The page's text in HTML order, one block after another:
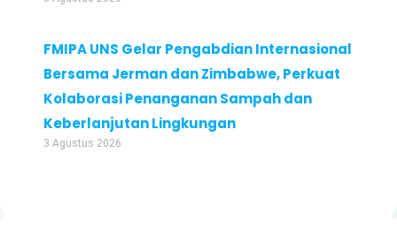
FMIPA UNS Gelar Pengabdian Internasional
Bersama Jerman dan Zimbabwe, Perkuat
Kolaborasi Penanganan Sampah dan
Keberlanjutan Lingkungan
3 Agustus 2026